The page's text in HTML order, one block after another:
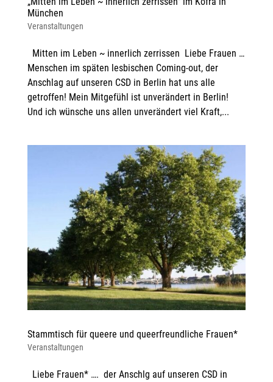
München
Veranstaltungen
Mitten im Leben ~ innerlich zerrissen Liebe Frauen …
Menschen im späten lesbischen Coming-out, der
Anschlag auf unseren CSD in Berlin hat uns alle
getroffen! Mein Mitgefühl ist unverändert in Berlin!
Und ich wünsche uns allen unverändert viel Kraft,...
Stammtisch für queere und queerfreundliche Frauen*
Veranstaltungen
Liebe Frauen* …. der Anschlg auf unseren CSD in